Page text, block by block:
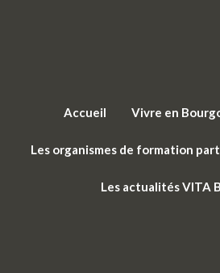
Accueil Vivre en
Les organismes de formation
Les actualités VITA